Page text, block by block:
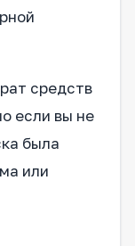
средств
если вы не
была
или